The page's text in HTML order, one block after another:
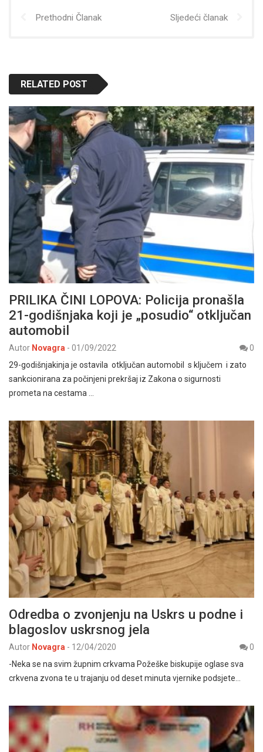
Prethodni Članak Sljedeći članak
RELATED POST
PRILIKA ČINI LOPOVA: Policija pronašla
21-godišnjaka koji je „posudio“ otključan
automobil
Autor Novagra - 01/09/2022
0
29-godišnjakinja je ostavila otključan automobil s ključem i zato
sankcionirana za počinjeni prekršaj iz Zakona o sigurnosti
prometa na cestama …
Odredba o zvonjenju na Uskrs u podne i
blagoslov uskrsnog jela
Autor Novagra - 12/04/2020
0
-Neka se na svim župnim crkvama Požeške biskupije oglase sva
crkvena zvona te u trajanju od deset minuta vjernike podsjete…